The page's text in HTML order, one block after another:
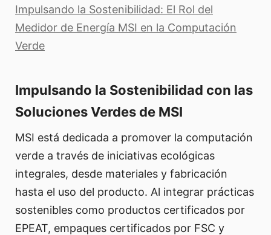
Impulsando la Sostenibilidad: El Rol del
Medidor de Energía MSI en la Computación
Verde
Impulsando la Sostenibilidad con las
Soluciones Verdes de MSI
MSI está dedicada a promover la computación
verde a través de iniciativas ecológicas
integrales, desde materiales y fabricación
hasta el uso del producto. Al integrar prácticas
sostenibles como productos certificados por
EPEAT, empaques certificados por FSC y